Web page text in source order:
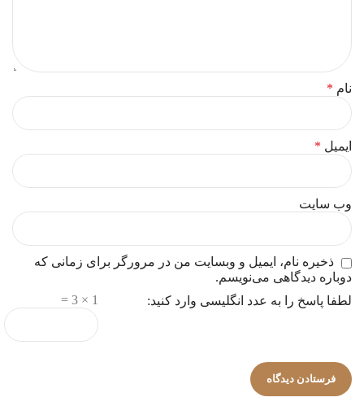
نام *
ایمیل *
وب‌ سایت
ذخیره نام، ایمیل و وبسایت من در مرورگر برای زمانی که
دوباره دیدگاهی می‌نویسم.
لطفا پاسخ را به عدد انگلیسی وارد کنید:
1 × 3 =